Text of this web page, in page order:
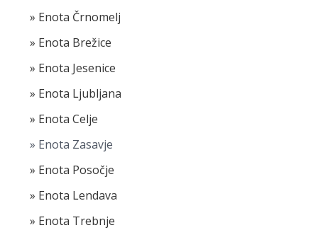
Enota Črnomelj
Enota Brežice
Enota Jesenice
Enota Ljubljana
Enota Celje
Enota Zasavje
Enota Posočje
Enota Lendava
Enota Trebnje